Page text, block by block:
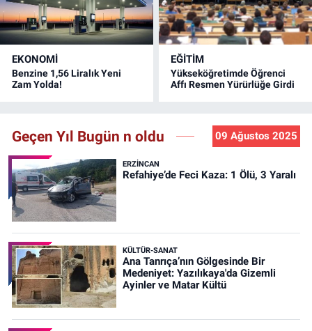
EKONOMİ
Benzine 1,56 Liralık Yeni
Zam Yolda!
EĞİTİM
Yükseköğretimde Öğrenci
Affı Resmen Yürürlüğe Girdi
Geçen Yıl Bugün n oldu 09 Ağustos 2025
ERZINCAN
Refahiye’de Feci Kaza: 1 Ölü, 3 Yaralı
KÜLTÜR-SANAT
Ana Tanrıça’nın Gölgesinde Bir
Medeniyet: Yazılıkaya'da Gizemli
Ayinler ve Matar Kültü